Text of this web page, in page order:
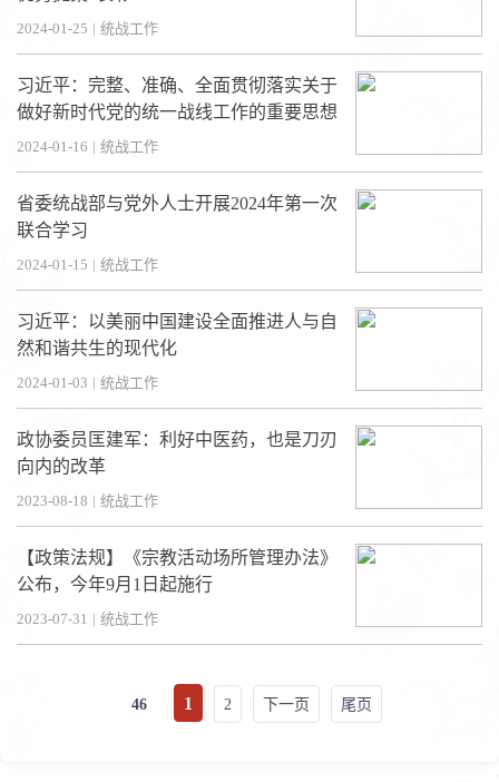
2024-01-25 | 统战工作
习近平：完整、准确、全面贯彻落实关于
做好新时代党的统一战线工作的重要思想
2024-01-16 | 统战工作
省委统战部与党外人士开展2024年第一次
联合学习
2024-01-15 | 统战工作
习近平：以美丽中国建设全面推进人与自
然和谐共生的现代化
2024-01-03 | 统战工作
政协委员匡建军：利好中医药，也是刀刃
向内的改革
2023-08-18 | 统战工作
【政策法规】《宗教活动场所管理办法》
公布，今年9月1日起施行
2023-07-31 | 统战工作
46 1 2 下一页 尾页